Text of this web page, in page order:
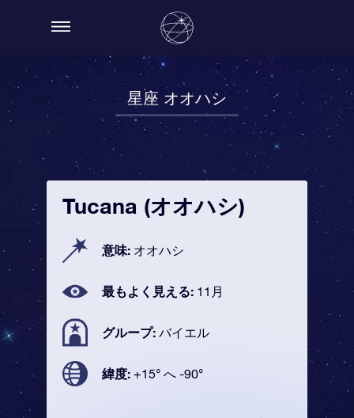
星座 オオハシ
Tucana (オオハシ)
意味: オオハシ
最もよく見える: 11月
グループ: バイエル
緯度: +15° へ -90°